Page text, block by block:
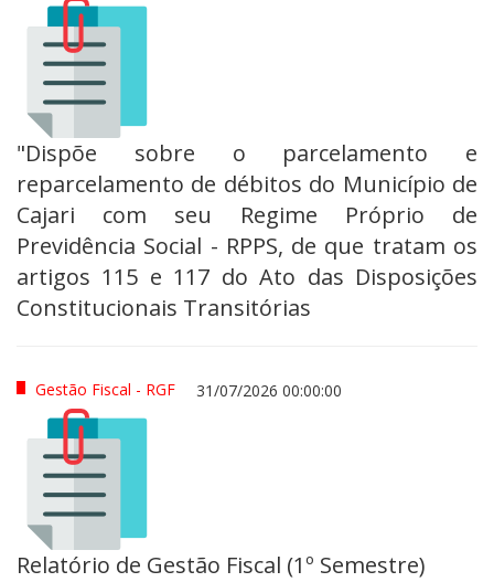
"Dispõe sobre o parcelamento e
reparcelamento de débitos do Município de
Cajari com seu Regime Próprio de
Previdência Social - RPPS, de que tratam os
artigos 115 e 117 do Ato das Disposições
Constitucionais Transitórias
Gestão Fiscal - RGF 31/07/2026 00:00:00
Relatório de Gestão Fiscal (1º Semestre)